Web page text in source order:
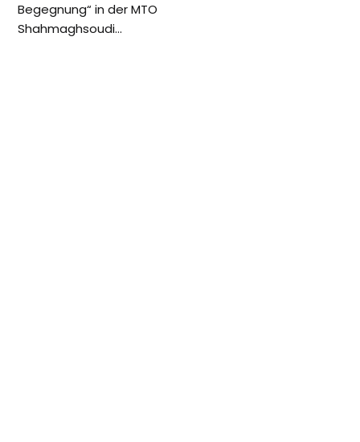
Begegnung“ in der MTO
Shahmaghsoudi…